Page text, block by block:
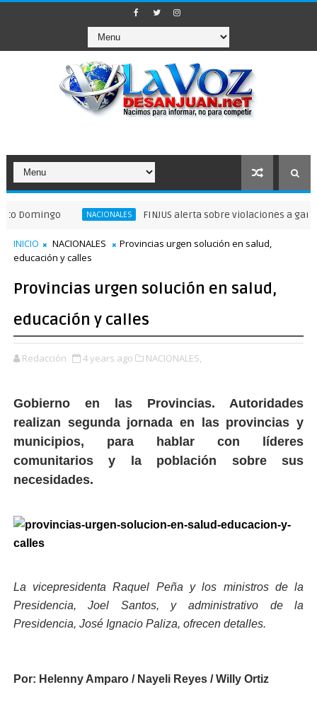
NACIONALES FINJUS alerta sobre violaciones a garantías
INICIO NACIONALES
Provincias urgen solución en salud,
educación y calles
Provincias urgen solución en salud,
educación y calles
Redacción 4 years ago NACIONALES,
Gobierno en las Provincias. Autoridades
realizan segunda jornada en las provincias y
municipios, para hablar con líderes
comunitarios y la población sobre sus
necesidades.
La vicepresidenta Raquel Peña y los ministros de la
Presidencia, Joel Santos, y administrativo de la
Presidencia, José Ignacio Paliza, ofrecen detalles.
Por: Helenny Amparo / Nayeli Reyes / Willy Ortiz